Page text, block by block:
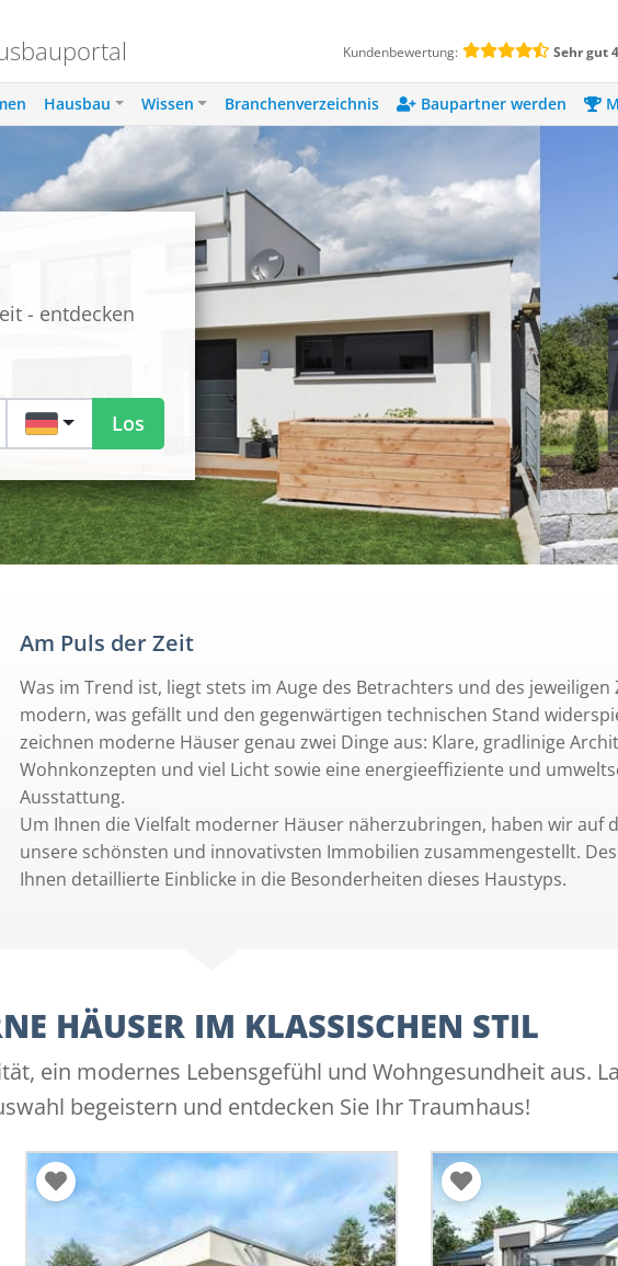
Kundenbewertung: Sehr gut
Hausbau Wissen Branchenverzeichnis Baupartner werden
- entdecken
DE Los
Am Puls der Zeit
Was im Trend ist, liegt stets im Auge des Betrachters und des jeweiligen
modern, was gefällt und den gegenwärtigen technischen Stand
zeichnen moderne Häuser genau zwei Dinge aus: Klare, gradlinige
Wohnkonzepten und viel Licht sowie eine energieeffiziente und
Ausstattung.
Um Ihnen die Vielfalt moderner Häuser näherzubringen, haben wir auf
unsere schönsten und innovativsten Immobilien zusammengestellt.
Ihnen detaillierte Einblicke in die Besonderheiten dieses Haustyps.
HÄUSER IM KLASSISCHEN STIL
ein modernes Lebensgefühl und Wohngesundheit aus.
begeistern und entdecken Sie Ihr Traumhaus!